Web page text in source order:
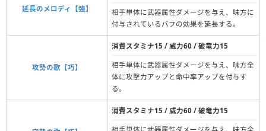
延長のメロディ【強】
相手単体に武器属性ダメージを与え、味方に
付与されているバフの効果を延長する。
攻勢の歌【巧】
消費スタミナ15 / 威力60 / 破竜力15
相手単体に武器属性ダメージを与え、味方全
体に攻撃力アップと命中率アップを付与す
る。
消費スタミナ15 / 威力60 / 破竜力15